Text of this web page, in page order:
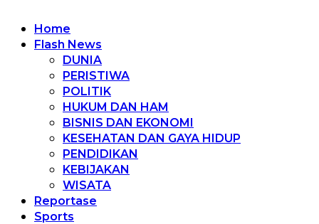
Home
Flash News
DUNIA
PERISTIWA
POLITIK
HUKUM DAN HAM
BISNIS DAN EKONOMI
KESEHATAN DAN GAYA HIDUP
PENDIDIKAN
KEBIJAKAN
WISATA
Reportase
Sports